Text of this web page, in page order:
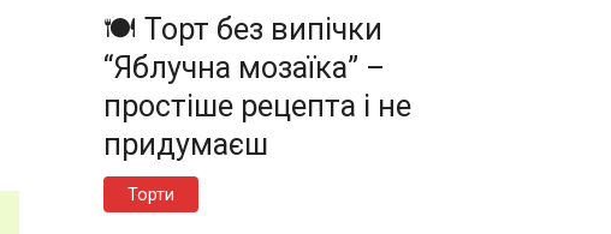
🍽️ Торт без випічки
“Яблучна мозаїка” –
простіше рецепта і не
придумаєш
Торти